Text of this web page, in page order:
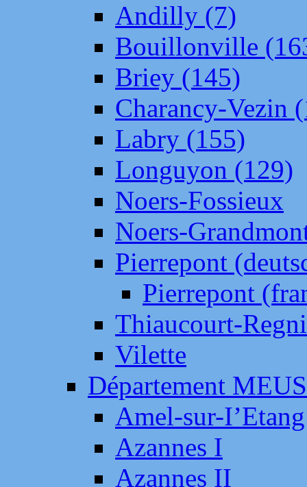
Andilly (7)
Bouillonville
Briey (145)
Charancy-Vezin
Labry (155)
Longuyon (129)
Noers-Fossieux
Noers-
Pierrepont
Pierrepont
Thiaucourt-
Vilette
Département
Amel-sur-
Azannes I
Azannes II